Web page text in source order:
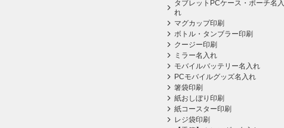
タブレットPCケース・ポーチ名入
れ
マグカップ印刷
ボトル・タンブラー印刷
クージー印刷
ミラー名入れ
モバイルバッテリー名入れ
PCモバイルグッズ名入れ
箸袋印刷
紙おしぼり印刷
紙コースター印刷
レジ袋印刷